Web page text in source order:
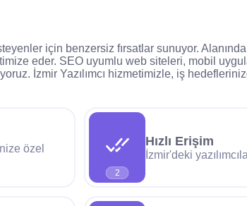
için benzersiz fırsatlar sunuyor.
eder. SEO uyumlu web siteleri, mobil
İzmir Yazılımcı hizmetimizle, iş
özel
2
Hızlı Erişim
İzmir'deki